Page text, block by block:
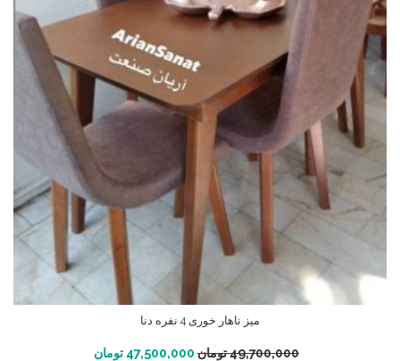
میز ناهار خوری 4 نفره دنا
49,700,000تومان 47,500,000 تومان افزودن به سبد خرید